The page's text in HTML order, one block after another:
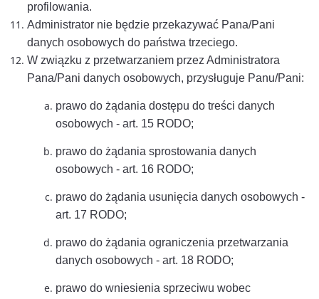
profilowania.
Administrator nie będzie przekazywać Pana/Pani
danych osobowych do państwa trzeciego.
W związku z przetwarzaniem przez Administratora
Pana/Pani danych osobowych, przysługuje Panu/Pani:
prawo do żądania dostępu do treści danych
osobowych - art. 15 RODO;
prawo do żądania sprostowania danych
osobowych - art. 16 RODO;
prawo do żądania usunięcia danych osobowych -
art. 17 RODO;
prawo do żądania ograniczenia przetwarzania
danych osobowych - art. 18 RODO;
prawo do wniesienia sprzeciwu wobec